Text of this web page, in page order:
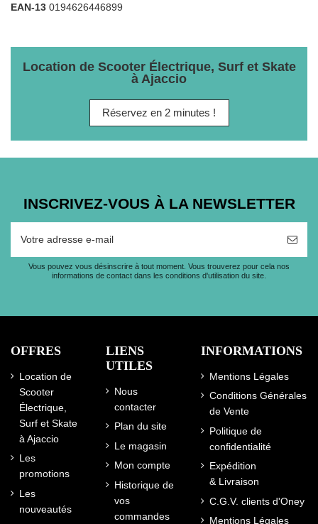
EAN-13 0194626446899
Location de Scooter Électrique, Surf et Skate
à Ajaccio
Réservez en 2 minutes !
INSCRIVEZ-VOUS À LA NEWSLETTER
Vous pouvez vous désinscrire à tout moment. Vous trouverez pour cela nos
informations de contact dans les conditions d'utilisation du site.
OFFRES
Location de
Scooter
Électrique,
Surf et Skate
à Ajaccio
Les
promotions
Les
nouveautés
LIENS
UTILES
Nous
contacter
Plan du site
Le magasin
Mon compte
Historique de
vos
commandes
INFORMATIONS
Mentions Légales
Conditions Générales
de Vente
Politique de
confidentialité
Expédition
& Livraison
C.G.V. clients d'Oney
Mentions Légales